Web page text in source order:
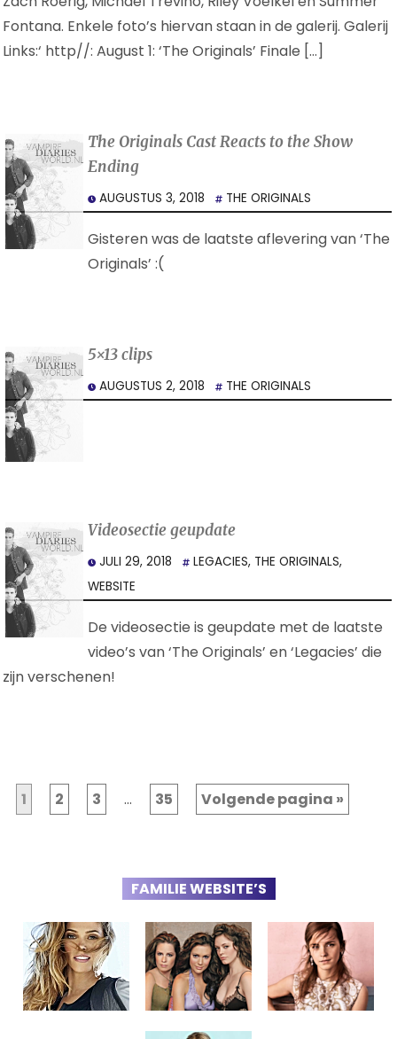
Fontana. Enkele foto’s hiervan staan in de galerij. Galerij
Links:‘ http//: August 1: ‘The Originals’ Finale […]
The Originals Cast Reacts to the Show
Ending
AUGUSTUS 3, 2018 THE ORIGINALS
Gisteren was de laatste aflevering van ‘The
Originals’ :(
5×13 clips
AUGUSTUS 2, 2018 THE ORIGINALS
Videosectie geupdate
JULI 29, 2018 LEGACIES, THE ORIGINALS,
WEBSITE
De videosectie is geupdate met de laatste
video’s van ‘The Originals’ en ‘Legacies’ die
zijn verschenen!
1 2 3 … 35 Volgende pagina »
FAMILIE WEBSITE’S